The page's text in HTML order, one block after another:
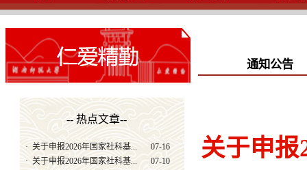
-- 热点文章--
· 关于申报2026年国家社科基...
07-16
· 关于申报2026年国家社科基...
07-10
通知公告
关于申报